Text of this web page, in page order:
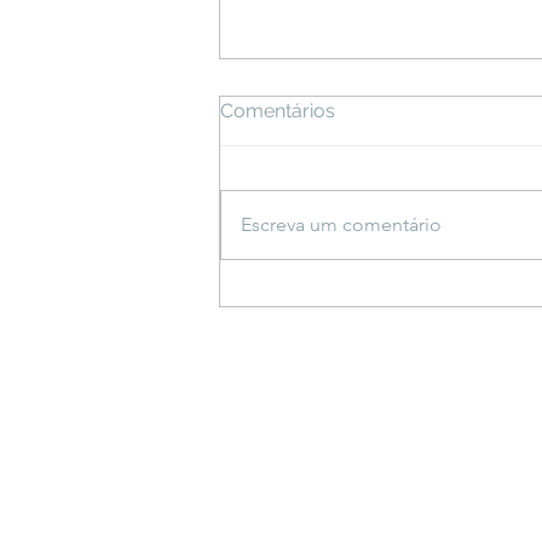
Comentários
Escreva um comentário